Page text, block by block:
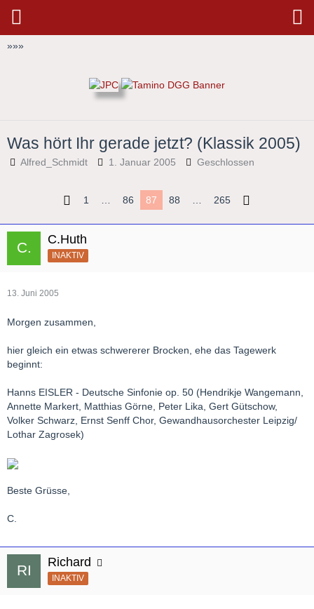
»»»
Was hört Ihr gerade jetzt? (Klassik 2005)
Alfred_Schmidt 1. Januar 2005 Geschlossen
1 … 86 87 88 … 265
C.Huth
INAKTIV
13. Juni 2005
Morgen zusammen,
hier gleich ein etwas schwererer Brocken, ehe das Tagewerk
beginnt:
Hanns EISLER - Deutsche Sinfonie op. 50 (Hendrikje Wangemann,
Annette Markert, Matthias Görne, Peter Lika, Gert Gütschow,
Volker Schwarz, Ernst Senff Chor, Gewandhausorchester Leipzig/
Lothar Zagrosek)
Beste Grüsse,
C.
Richard
INAKTIV